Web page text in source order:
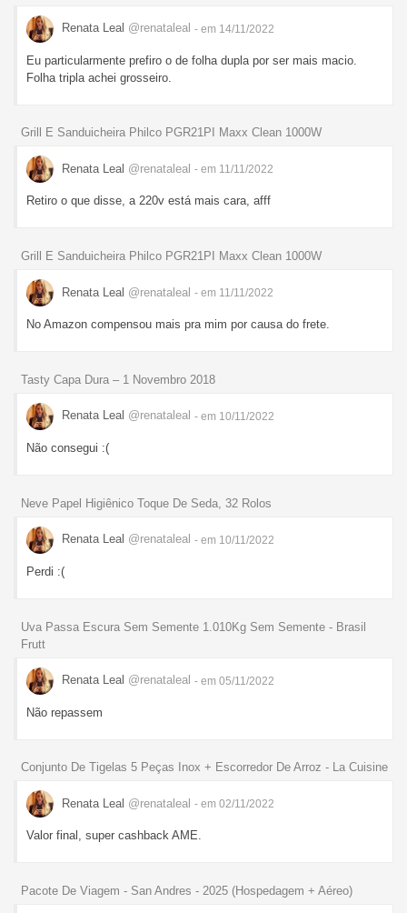
Renata Leal @renataleal - em 14/11/2022
Eu particularmente prefiro o de folha dupla por ser mais macio.
Folha tripla achei grosseiro.
Grill E Sanduicheira Philco PGR21PI Maxx Clean 1000W
Renata Leal @renataleal - em 11/11/2022
Retiro o que disse, a 220v está mais cara, afff
Grill E Sanduicheira Philco PGR21PI Maxx Clean 1000W
Renata Leal @renataleal - em 11/11/2022
No Amazon compensou mais pra mim por causa do frete.
Tasty Capa Dura – 1 Novembro 2018
Renata Leal @renataleal - em 10/11/2022
Não consegui :(
Neve Papel Higiênico Toque De Seda, 32 Rolos
Renata Leal @renataleal - em 10/11/2022
Perdi :(
Uva Passa Escura Sem Semente 1.010Kg Sem Semente - Brasil
Frutt
Renata Leal @renataleal - em 05/11/2022
Não repassem
Conjunto De Tigelas 5 Peças Inox + Escorredor De Arroz - La Cuisine
Renata Leal @renataleal - em 02/11/2022
Valor final, super cashback AME.
Pacote De Viagem - San Andres - 2025 (Hospedagem + Aéreo)